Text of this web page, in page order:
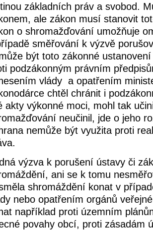
základních práv a svobod.
ale zákon musí stanovit
o shromažďování umožňuje
směřování k výzvě
být toto zákonné
podzákonným právním
vlády a opatřením
chtěl chránit i
akty výkonné moci, mohl tak
neučinil, jde o jeho
nemůže být využita proti
výzva k porušení ústavy či
ani se k tomu
shromáždění konat v
nebo opatřením orgánů
například proti územním
povahy obcí, proti zásadám